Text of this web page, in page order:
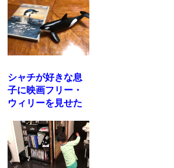
シャチが好きな息
子に映画フリー・
ウィリーを見せた